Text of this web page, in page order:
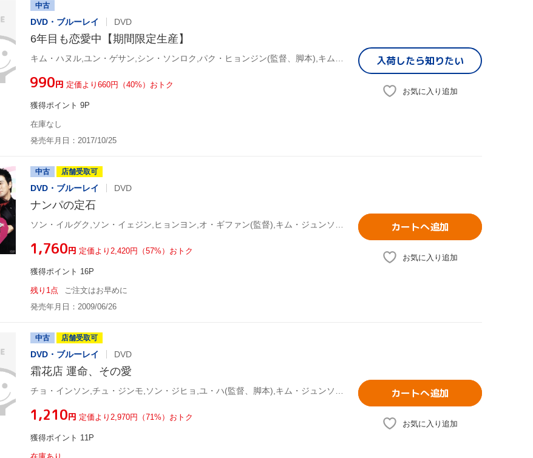
中古
DVD・ブルーレイ DVD
6年目も恋愛中【期間限定生産】
¥990円 定価より660円（40%）おトク
獲得ポイント 9P
在庫なし
発売年月日：2017/10/25
入荷したら知りたい
お気に入り追加
中古 店舗受取可
DVD・ブルーレイ DVD
ナンパの定石
¥1,760円 定価より2,420円（57%）おトク
獲得ポイント 16P
残り1点
ご注文はお早めに
発売年月日：2009/06/26
カートへ追加
お気に入り追加
中古 店舗受取可
DVD・ブルーレイ DVD
霜花店 運命、その愛
¥1,210円 定価より2,970円（71%）おトク
獲得ポイント 11P
カートへ追加
お気に入り追加